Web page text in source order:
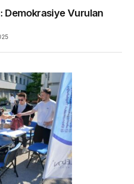
Demokrasiye Vurulan